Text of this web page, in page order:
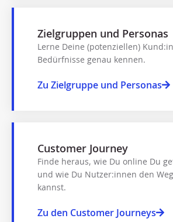
Zielgruppen und Personas​
Lerne Deine (potenziellen)
Bedürfnisse genau kennen.
Zu Zielgruppe und Personas
Customer Journey
Finde heraus, wie Du online Du
und wie Du Nutzer:innen den
kannst. ​
Zu den Customer Journeys